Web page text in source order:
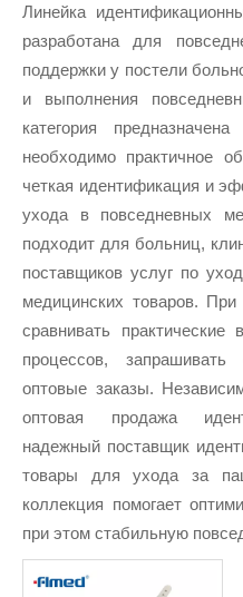
Линейка
разработана для
поддержки у постели
и выполнения
категория
необходимо практичное
четкая идентификация и
ухода в повседневных
подходит для больниц,
поставщиков услуг по
медицинских товаров.
сравнивать практические
процессов,
оптовые заказы.
оптовая продажа
надежный поставщик
товары для ухода за
коллекция помогает
при этом стабильную